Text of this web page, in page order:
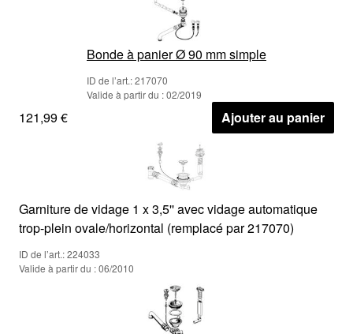
Bonde à panier Ø 90 mm simple
ID de l’art.: 217070
Valide à partir du : 02/2019
121,99 € Ajouter au panier
Garniture de vidage 1 x 3,5'' avec vidage automatique
trop-plein ovale/horizontal (remplacé par 217070)
ID de l’art.: 224033
Valide à partir du : 06/2010